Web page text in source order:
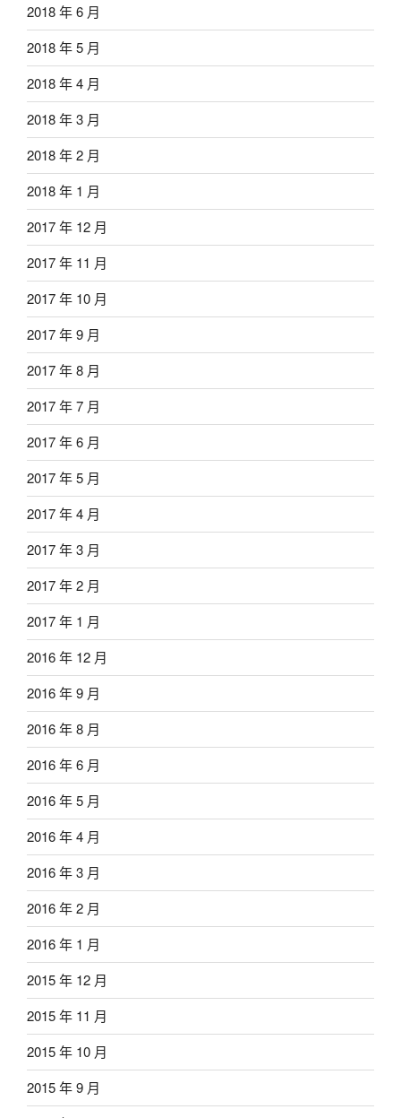
2018 年 6 月
2018 年 5 月
2018 年 4 月
2018 年 3 月
2018 年 2 月
2018 年 1 月
2017 年 12 月
2017 年 11 月
2017 年 10 月
2017 年 9 月
2017 年 8 月
2017 年 7 月
2017 年 6 月
2017 年 5 月
2017 年 4 月
2017 年 3 月
2017 年 2 月
2017 年 1 月
2016 年 12 月
2016 年 9 月
2016 年 8 月
2016 年 6 月
2016 年 5 月
2016 年 4 月
2016 年 3 月
2016 年 2 月
2016 年 1 月
2015 年 12 月
2015 年 11 月
2015 年 10 月
2015 年 9 月